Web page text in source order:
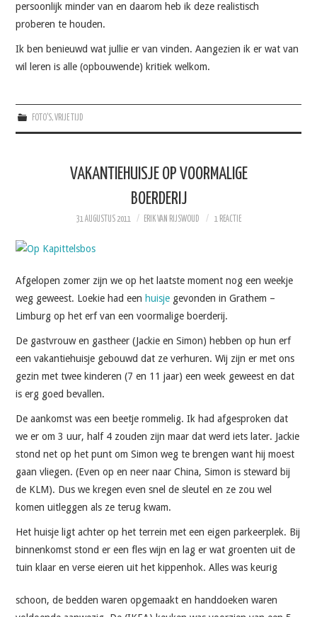
persoonlijk minder van en daarom heb ik deze realistisch
proberen te houden.
Ik ben benieuwd wat jullie er van vinden. Aangezien ik er wat van
wil leren is alle (opbouwende) kritiek welkom.
FOTO'S,VRIJE TIJD
VAKANTIEHUISJE OP VOORMALIGE
BOERDERIJ
31 AUGUSTUS 2011 ERIK VAN RIJSWOUD 1 REACTIE
Afgelopen zomer zijn we op het laatste moment nog een weekje
weg geweest. Loekie had een huisje gevonden in Grathem –
Limburg op het erf van een voormalige boerderij.
De gastvrouw en gastheer (Jackie en Simon) hebben op hun erf
een vakantiehuisje gebouwd dat ze verhuren. Wij zijn er met ons
gezin met twee kinderen (7 en 11 jaar) een week geweest en dat
is erg goed bevallen.
De aankomst was een beetje rommelig. Ik had afgesproken dat
we er om 3 uur, half 4 zouden zijn maar dat werd iets later. Jackie
stond net op het punt om Simon weg te brengen want hij moest
gaan vliegen. (Even op en neer naar China, Simon is steward bij
de KLM). Dus we kregen even snel de sleutel en ze zou wel
komen uitleggen als ze terug kwam.
Het huisje ligt achter op het terrein met een eigen parkeerplek. Bij
binnenkomst stond er een fles wijn en lag er wat groenten uit de
tuin klaar en verse eieren uit het kippenhok.Alles was keurig
schoon, de bedden waren opgemaakt en handdoeken waren